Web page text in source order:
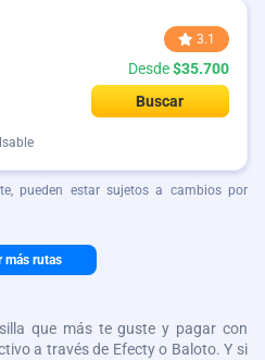
3.1
Desde$35.700
Buscar
pueden estar sujetos a cambios por
más rutas
que más te guste y pagar con
a través de Efecty o Baloto. Y si